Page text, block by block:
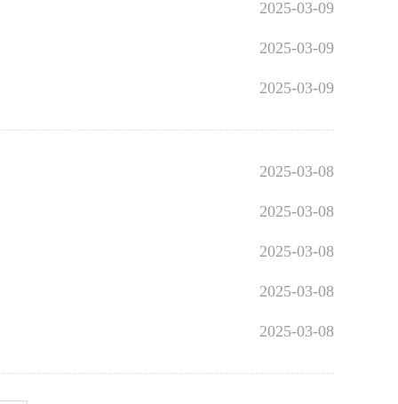
2025-03-09
2025-03-09
2025-03-09
2025-03-08
2025-03-08
2025-03-08
2025-03-08
2025-03-08